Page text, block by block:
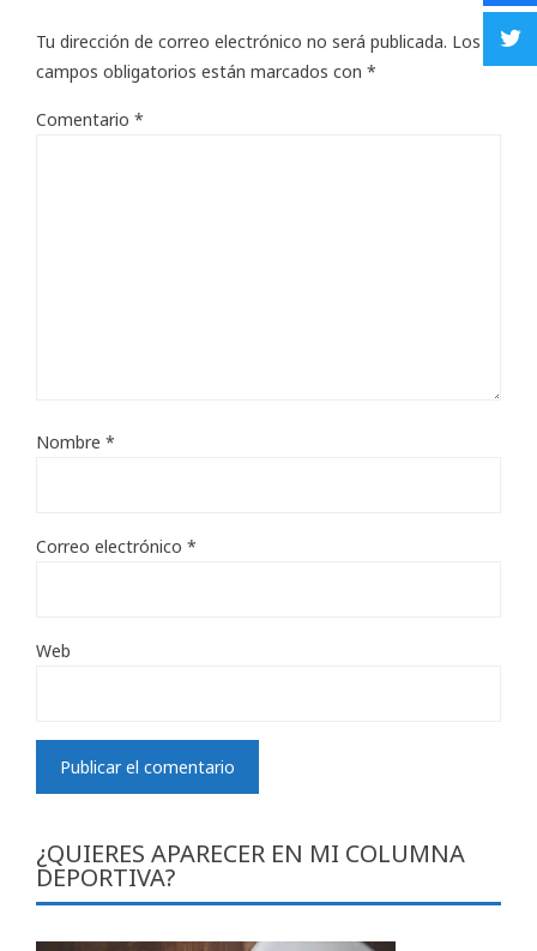
Tu dirección de correo electrónico no será publicada. Los
campos obligatorios están marcados con *
Comentario *
Nombre *
Correo electrónico *
Web
¿QUIERES APARECER EN MI COLUMNA
DEPORTIVA?